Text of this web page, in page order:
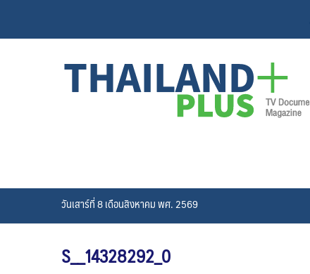
content
วันเสาร์ที่ 8 เดือนสิงหาคม พศ. 2569
S__14328292_0